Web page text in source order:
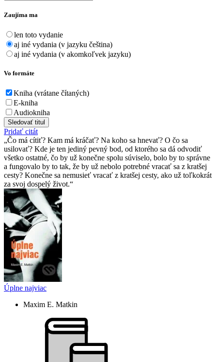
Zaujíma ma
len toto vydanie
aj iné vydania (v jazyku čeština)
aj iné vydania (v akomkoľvek jazyku)
Vo formáte
Kniha (vrátane čítaných)
E-kniha
Audiokniha
Sledovať titul
Pridať citát
Čo má cítiť? Kam má kráčať? Na koho sa hnevať? O čo sa
usilovať? Kde je ten jediný pevný bod, od ktorého sa dá odvodiť
všetko ostatné, čo by už konečne spolu súviselo, bolo by to správne
a fungovalo by to tak, že by už nebolo potrebné vracať sa z kratšej
cesty? Konečne sa nemusieť vracať z kratšej cesty, ako už toľkokrát
za svoj dospelý život.
Úplne najviac
Maxim E. Matkin